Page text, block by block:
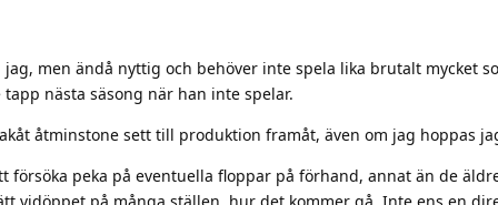
men ändå nyttig och behöver inte spela lika brutalt mycket
nästa säsong när han inte spelar.
åtminstone sett till produktion framåt, även om jag hoppas
försöka peka på eventuella floppar på förhand, annat än de
vidöppet på många ställen, hur det kommer gå. Inte ens en